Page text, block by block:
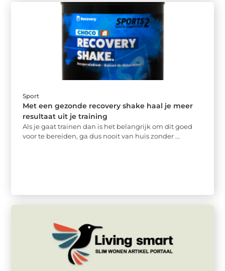
Sport
Met een gezonde recovery shake haal je meer
resultaat uit je training
Als je gaat trainen dan is het belangrijk om dit goed
voor te bereiden, ga dus nooit van huis zonder ...